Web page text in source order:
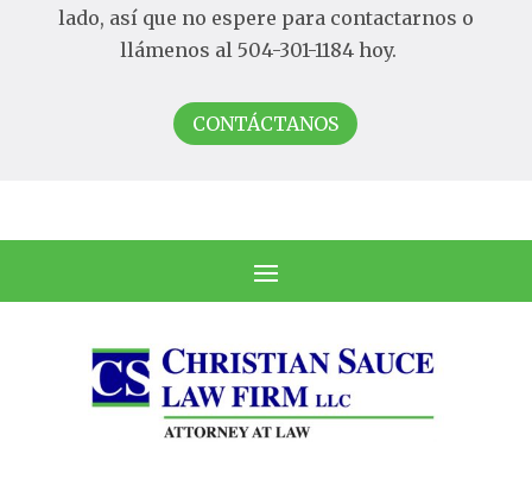
lado, así que no espere para contactarnos o
llámenos al 504-301-1184 hoy.
CONTÁCTANOS